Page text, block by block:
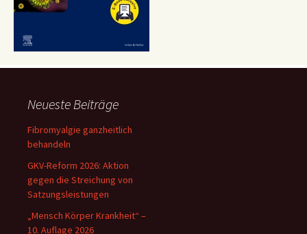
Neueste Beiträge
Fibromyalgie ganzheitlich
behandeln
GKV-Reform 2026: Aktion
gegen die Streichung von
Satzungsleistungen
„Mensch Körper Krankheit“ –
10. Auflage 2026